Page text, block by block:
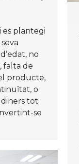
es plantegi
no
falta de
producte,
o
diners tot
se